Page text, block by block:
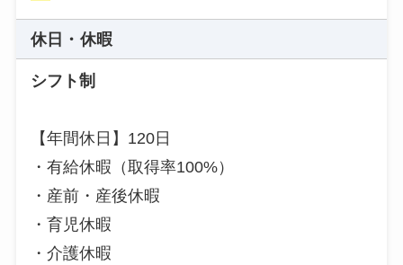
休日・休暇
シフト制
【年間休日】120日
・有給休暇（取得率100%）
・産前・産後休暇
・育児休暇
・介護休暇